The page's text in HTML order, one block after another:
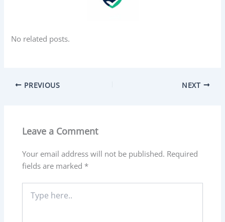
No related posts.
PREVIOUS NEXT
Leave a Comment
Your email address will not be published. Required
fields are marked *
here..